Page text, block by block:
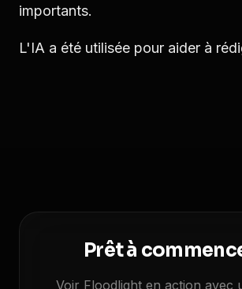
importants.
L'IA a été utilisée pour aider à
Prêt à
Voir Floodlight en action avec